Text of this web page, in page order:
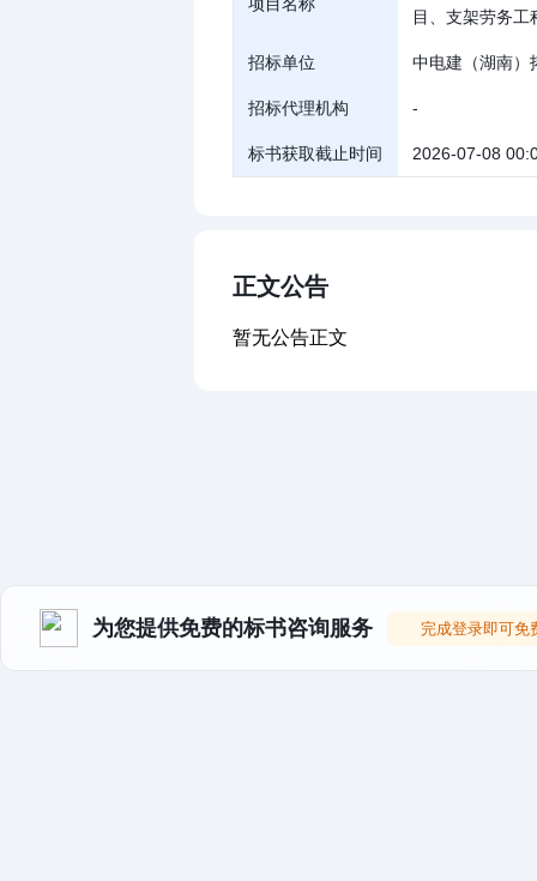
目、支架劳务工
招标单位 中电建（湖南）
招标代理机构 -
标书获取截止时间 2026-07-08
正文公告
暂无公告正文
为您提供免费的标书咨询服务 完成登录即可免